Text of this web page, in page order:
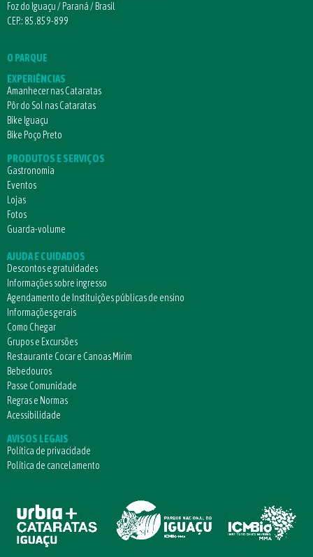
Foz do Iguaçu / Paraná / Brasil
CEP.: 85.859-899
O PARQUE
EXPERIÊNCIAS
Amanhecer nas Cataratas
Pôr do Sol nas Cataratas
Bike Iguaçu
Bike Poço Preto
PRODUTOS E SERVIÇOS
Gastronomia
Eventos
Lojas
Fotos
Guarda-volume
AJUDA E CUIDADOS
Descontos e gratuidades
Informações sobre ingresso
Agendamento de Instituições públicas de ensino
Informações gerais
Como Chegar
Grupos e Excursões
Restaurante Cocar e Canoas Mirim
Bebedouros
Passe Comunidade
Regras e Normas
Acessibilidade
AVISOS LEGAIS
Política de privacidade
Política de cancelamento